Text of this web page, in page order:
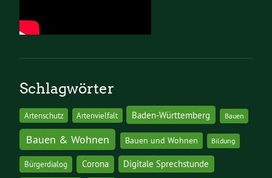
Schlagwörter
Artenschutz Artenvielfalt Baden-Württemberg Bauen
Bauen & Wohnen Bauen und Wohnen Bildung
Bürgerdialog Corona Digitale Sprechstunde